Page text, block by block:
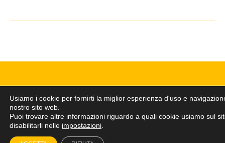
Usiamo i cookie per fornirti la miglior esperienza d'uso e
nostro sito web.
Puoi trovare altre informazioni riguardo a quali cookie usiamo sul
disabilitarli nelle impostazioni